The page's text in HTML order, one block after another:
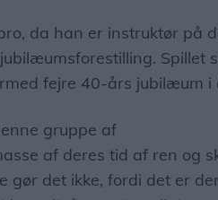
da han er instruktør på
Spillet
fejre 40-års jubilæum i
gruppe af
af deres tid af ren og
gør det ikke, fordi det er